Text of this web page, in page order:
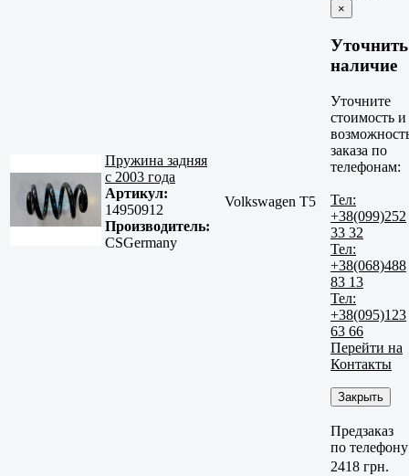
Пружина задняя
с 2003 года
Артикул:
14950912
Производитель:
CSGermany
Volkswagen T5
×
Уточнить
наличие
Уточните
стоимость и
заказа по
телефонам:
Тел:
+38(099)252
33 32
Тел:
+38(068)488
83 13
Тел:
+38(095)123
63 66
Перейти на
Контакты
Закрыть
Предзаказ
по телефону
2418 грн.